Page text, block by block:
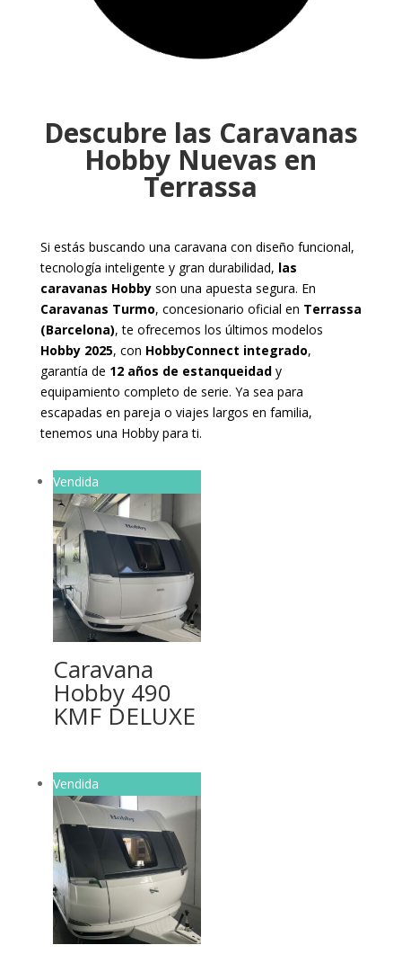
Descubre las Caravanas
Hobby Nuevas en
Terrassa
Si estás buscando una caravana con diseño funcional,
tecnología inteligente y gran durabilidad, las
caravanas Hobbyson una apuesta segura. En
Caravanas Turmo, concesionario oficial en Terrassa
(Barcelona), te ofrecemos los últimos modelos
Hobby 2025, con HobbyConnect integrado,
garantía de 12 años de estanqueidady
equipamiento completo de serie. Ya sea para
escapadas en pareja o viajes largos en familia,
tenemos una Hobby para ti.
Vendida
Caravana
Hobby 490
KMF DELUXE
Vendida